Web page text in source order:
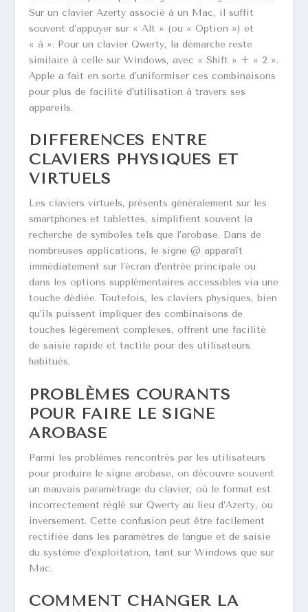
Sur un clavier Azerty associé à un Mac, il suffit
souvent d’appuyer sur « Alt » (ou « Option ») et
« à ». Pour un clavier Qwerty, la démarche reste
similaire à celle sur Windows, avec « Shift » + « 2 ».
Apple a fait en sorte d’uniformiser ces combinaisons
pour plus de facilité d’utilisation à travers ses
appareils.
DIFFÉRENCES ENTRE
CLAVIERS PHYSIQUES ET
VIRTUELS
Les claviers virtuels, présents généralement sur les
smartphones et tablettes, simplifient souvent la
recherche de symboles tels que l’arobase. Dans de
nombreuses applications, le signe @ apparaît
immédiatement sur l’écran d’entrée principale ou
dans les options supplémentaires accessibles via une
touche dédiée. Toutefois, les claviers physiques, bien
qu’ils puissent impliquer des combinaisons de
touches légèrement complexes, offrent une facilité
de saisie rapide et tactile pour des utilisateurs
habitués.
PROBLÈMES COURANTS
POUR FAIRE LE SIGNE
AROBASE
Parmi les problèmes rencontrés par les utilisateurs
pour produire le signe arobase, on découvre souvent
un mauvais paramétrage du clavier, où le format est
incorrectement réglé sur Qwerty au lieu d’Azerty, ou
inversement. Cette confusion peut être facilement
rectifiée dans les paramètres de langue et de saisie
du système d’exploitation, tant sur Windows que sur
Mac.
COMMENT CHANGER LA